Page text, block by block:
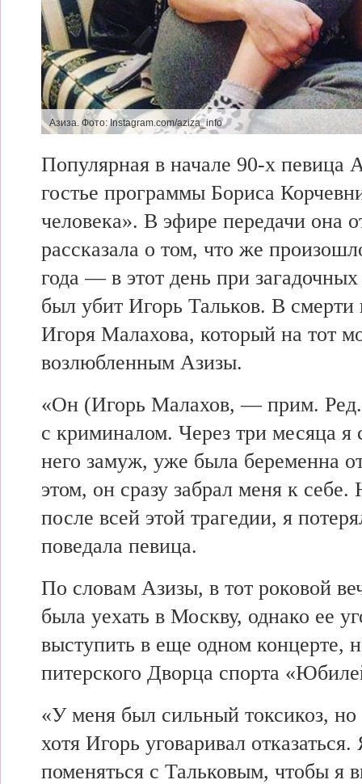
Азиза. Фото: Instagram.com/aziza_info
Популярная в начале 90-х певица
гостье программы Бориса
человека». В эфире передачи она
рассказала о том, что же
года — в этот день при загадочных
был убит Игорь Тальков. В смерти
Игоря Малахова, который на тот
возлюбленным Азизы.
«Он (Игорь Малахов, — прим.
с криминалом. Через три месяца я
него замуж, уже была беременна
этом, он сразу забрал меня к себе.
после всей этой трагедии, я
поведала певица.
По словам Азизы, в тот роковой
была уехать в Москву, однако ее
выступить в еще одном концерте,
питерского Дворца спорта
«У меня был сильный токсикоз, но
хотя Игорь уговаривал
поменяться с Тальковым, чтобы я